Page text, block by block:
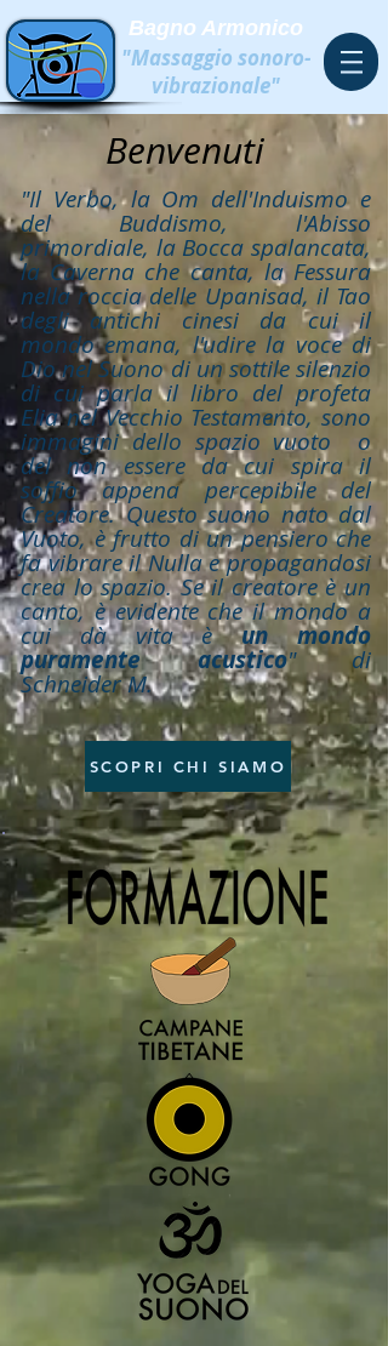
Bagno Armonico
"Massaggio sonoro-
vibrazionale"
Benvenuti
"Il Verbo, la Om dell'Induismo e
del Buddismo, l'Abisso
primordiale, la Bocca spalancata,
la Caverna che canta, la Fessura
nella roccia delle Upanisad, il Tao
degli antichi cinesi da cui il
mondo emana, l'udire la voce di
Dio nel Suono di un sottile silenzio
di cui parla il libro del profeta
Elia nel Vecchio Testamento, sono
immagini dello spazio vuoto o
del non essere da cui spira il
soffio appena percepibile del
Creatore. Questo suono nato dal
Vuoto, è frutto di un pensiero che
fa vibrare il Nulla e propagandosi
crea lo spazio. Se il creatore è un
canto, è evidente che il mondo a
cui dà vita èun mondo
puramente acustico" di
Schneider M.
SCOPRI CHI SIAMO